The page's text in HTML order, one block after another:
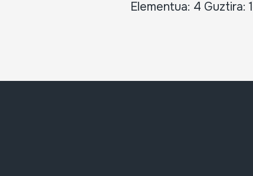
Elementua: 4 Guztira: